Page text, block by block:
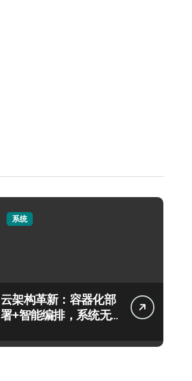
系统
云架构革新：容器化部
署+智能编排，系统无